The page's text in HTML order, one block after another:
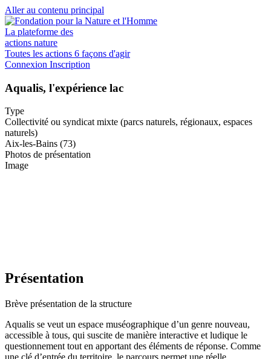
Aller au contenu principal
La plateforme des
actions nature
Toutes les actions 6 façons d'agir
Connexion Inscription
Aqualis, l'expérience lac
Type
Collectivité ou syndicat mixte (parcs naturels, régionaux, espaces
naturels)
Aix-les-Bains (73)
Photos de présentation
Image
Présentation
Brève présentation de la structure
Aqualis se veut un espace muséographique d’un genre nouveau,
accessible à tous, qui suscite de manière interactive et ludique le
questionnement tout en apportant des éléments de réponse. Comme